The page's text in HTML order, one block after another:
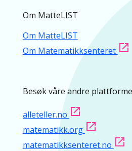
Om MatteLIST
Om MatteLIST
Om Matematikksenteret
Besøk våre andre
alleteller.no
matematikk.org
matematikksenteret.no